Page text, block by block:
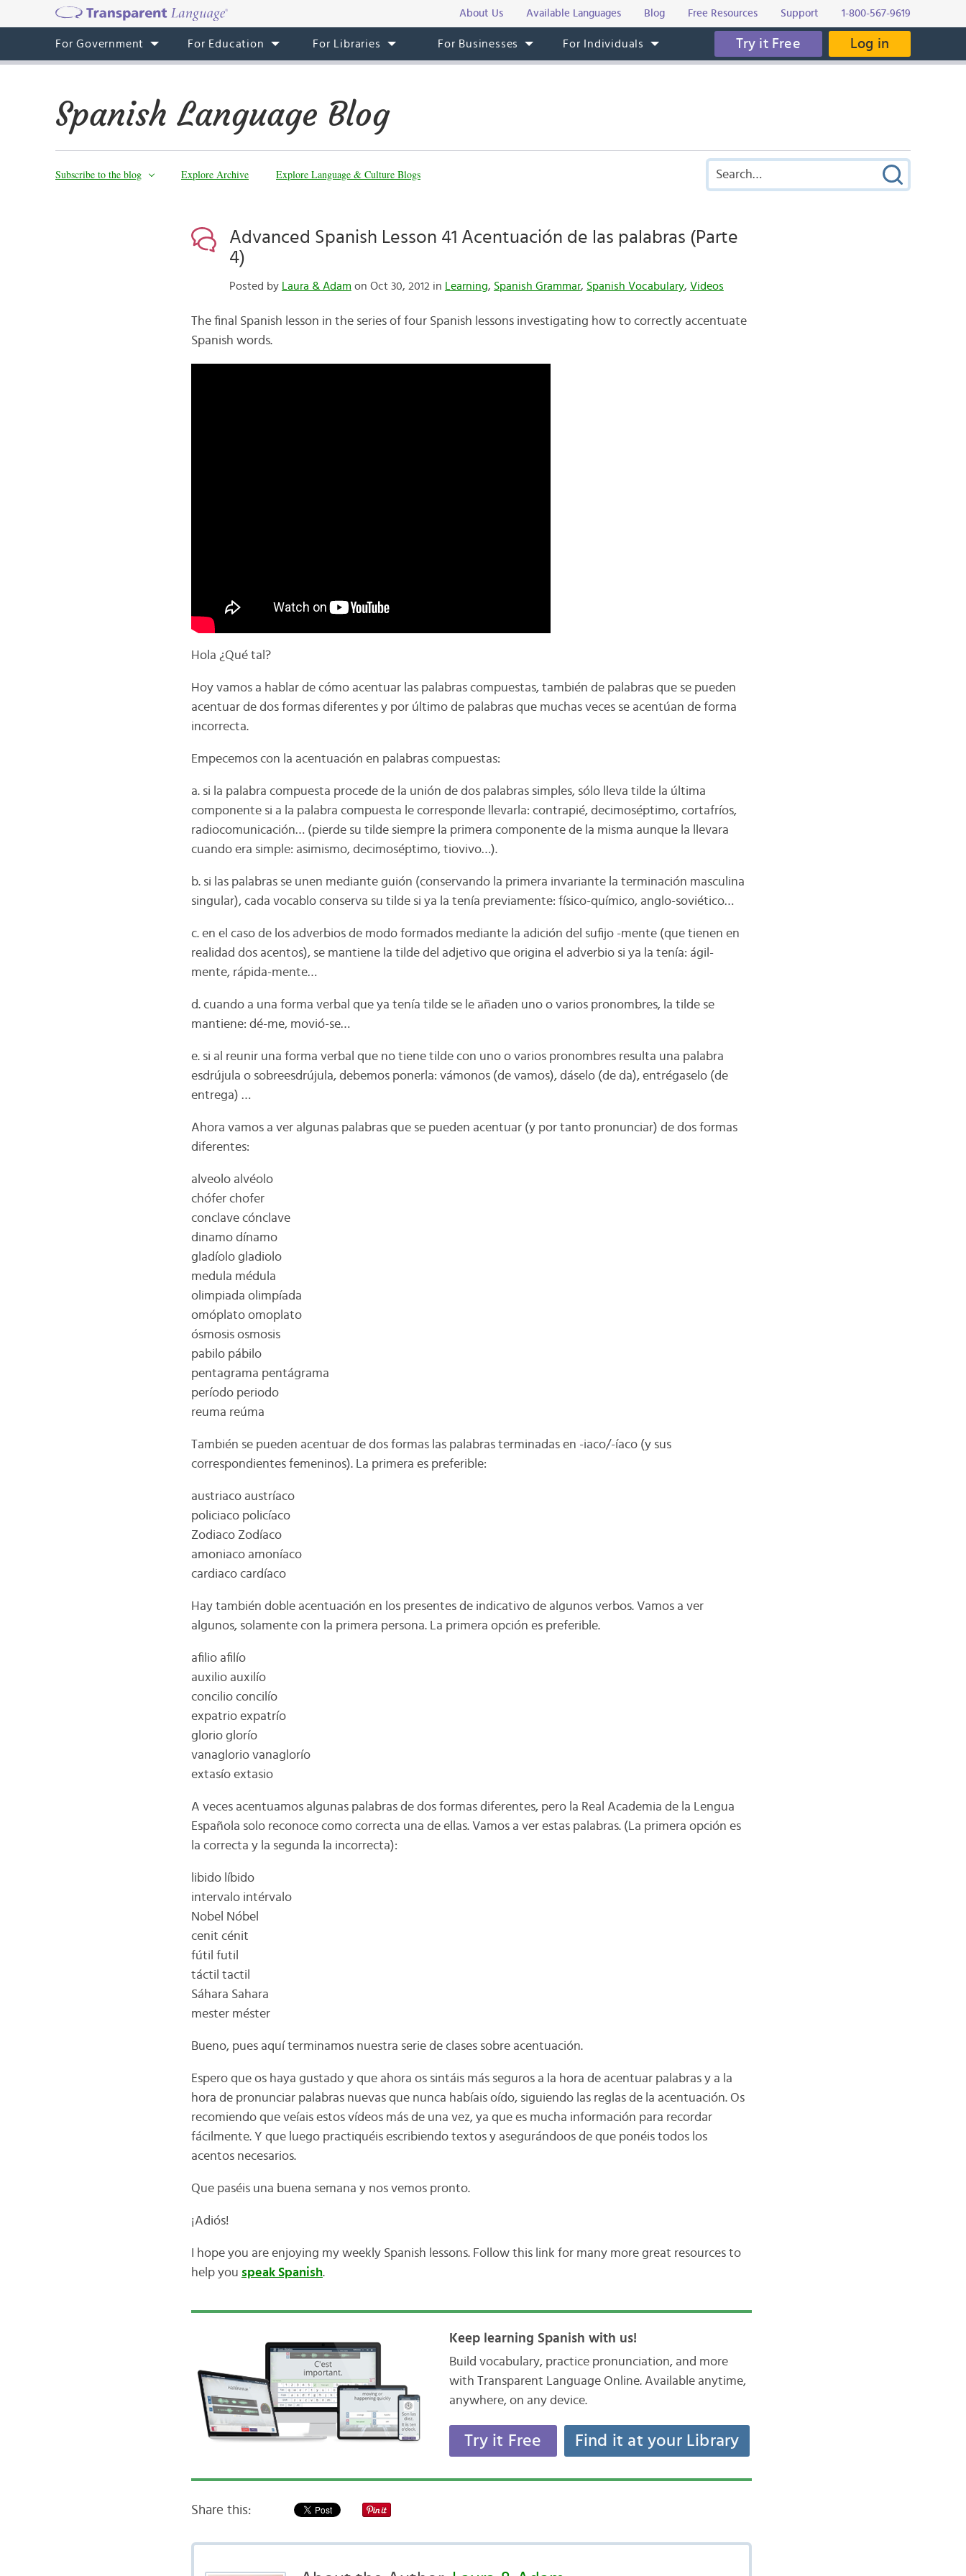
About Us Available Languages Blog Free Resources Support 1-800-567-9619
For Government For Education For Libraries For Businesses For Individuals Try it Free Log in
Spanish Language Blog
Subscribe to the blog Explore Archive Explore Language & Culture Blogs
Advanced Spanish Lesson 41 Acentuación de las palabras (Parte
4)
Posted by Laura & Adam on Oct 30, 2012 in Learning, Spanish Grammar, Spanish Vocabulary, Videos
The final Spanish lesson in the series of four Spanish lessons investigating how to correctly accentuate
Spanish words.
Hola ¿Qué tal?
Hoy vamos a hablar de cómo acentuar las palabras compuestas, también de palabras que se pueden
acentuar de dos formas diferentes y por último de palabras que muchas veces se acentúan de forma
incorrecta.
Empecemos con la acentuación en palabras compuestas:
a. si la palabra compuesta procede de la unión de dos palabras simples, sólo lleva tilde la última
componente si a la palabra compuesta le corresponde llevarla: contrapié, decimoséptimo, cortafríos,
radiocomunicación… (pierde su tilde siempre la primera componente de la misma aunque la llevara
cuando era simple: asimismo, decimoséptimo, tiovivo…).
b. si las palabras se unen mediante guión (conservando la primera invariante la terminación masculina
singular), cada vocablo conserva su tilde si ya la tenía previamente: físico-químico, anglo-soviético…
c. en el caso de los adverbios de modo formados mediante la adición del sufijo -mente (que tienen en
realidad dos acentos), se mantiene la tilde del adjetivo que origina el adverbio si ya la tenía: ágil-
mente, rápida-mente…
d. cuando a una forma verbal que ya tenía tilde se le añaden uno o varios pronombres, la tilde se
mantiene: dé-me, movió-se…
e. si al reunir una forma verbal que no tiene tilde con uno o varios pronombres resulta una palabra
esdrújula o sobreesdrújula, debemos ponerla: vámonos (de vamos), dáselo (de da), entrégaselo (de
entrega) …
Ahora vamos a ver algunas palabras que se pueden acentuar (y por tanto pronunciar) de dos formas
diferentes:
alveolo alvéolo
chófer chofer
conclave cónclave
dinamo dínamo
gladíolo gladiolo
medula médula
olimpiada olimpíada
omóplato omoplato
ósmosis osmosis
pabilo pábilo
pentagrama pentágrama
período periodo
reuma reúma
También se pueden acentuar de dos formas las palabras terminadas en -iaco/-íaco (y sus
correspondientes femeninos). La primera es preferible:
austriaco austríaco
policiaco policíaco
Zodiaco Zodíaco
amoniaco amoníaco
cardiaco cardíaco
Hay también doble acentuación en los presentes de indicativo de algunos verbos. Vamos a ver
algunos, solamente con la primera persona. La primera opción es preferible.
afilio afilío
auxilio auxilío
concilio concilío
expatrio expatrío
glorio glorío
vanaglorio vanaglorío
extasío extasio
A veces acentuamos algunas palabras de dos formas diferentes, pero la Real Academia de la Lengua
Española solo reconoce como correcta una de ellas. Vamos a ver estas palabras. (La primera opción es
la correcta y la segunda la incorrecta):
libido líbido
intervalo intérvalo
Nobel Nóbel
cenit cénit
fútil futil
táctil tactil
Sáhara Sahara
mester méster
Bueno, pues aquí terminamos nuestra serie de clases sobre acentuación.
Espero que os haya gustado y que ahora os sintáis más seguros a la hora de acentuar palabras y a la
hora de pronunciar palabras nuevas que nunca habíais oído, siguiendo las reglas de la acentuación. Os
recomiendo que veíais estos vídeos más de una vez, ya que es mucha información para recordar
fácilmente. Y que luego practiquéis escribiendo textos y asegurándoos de que ponéis todos los
acentos necesarios.
Que paséis una buena semana y nos vemos pronto.
¡Adiós!
I hope you are enjoying my weekly Spanish lessons. Follow this link for many more great resources to
help you speak Spanish.
Keep learning Spanish with us!
Build vocabulary, practice pronunciation, and more
with Transparent Language Online. Available anytime,
anywhere, on any device.
Try it Free Find it at your Library
Share this: